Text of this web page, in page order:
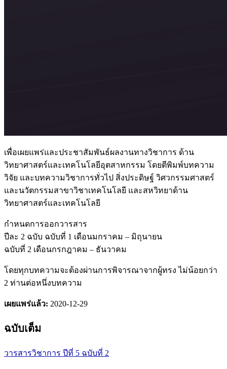
เพื่อเผยแพร่และประชาสัมพันธ์ผลงานทางวิชาการ ด้าน
วิทยาศาสตร์และเทคโนโลยีอุตสาหกรรม โดยตีพิมพ์บทความ
วิจัย และบทความวิชาการทั่วไป สิ่งประดิษฐ์ วิศวกรรมศาสตร์
และนวัตกรรมสาขาวิชาเทคโนโลยี และสหวิทยาด้าน
วิทยาศาสตร์และเทคโนโลยี
กำหนดการออกวารสาร
ปีละ 2 ฉบับ ฉบับที่ 1 เดือนมกราคม – มิถุนายน
ฉบับที่ 2 เดือนกรกฎาคม – ธันวาคม
โดยทุกบทความจะต้องผ่านการพิจารณาจากผู้ทรง ไม่น้อยกว่า
2 ท่านต่อหนึ่งบทความ
เผยแพร่แล้ว: 2020-12-29
ฉบับเต็ม
วารสารวิชาการ ปีที่ 5 ฉบับที่ 2